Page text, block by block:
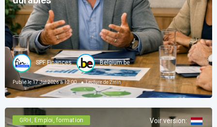
SPF Finances Belgium.be
Publié le17 Jul 2026 à 12:00 Lecture de 2min
GRH, Emploi, formation Voir version: